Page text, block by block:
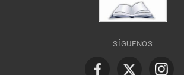
SÍGUENOS